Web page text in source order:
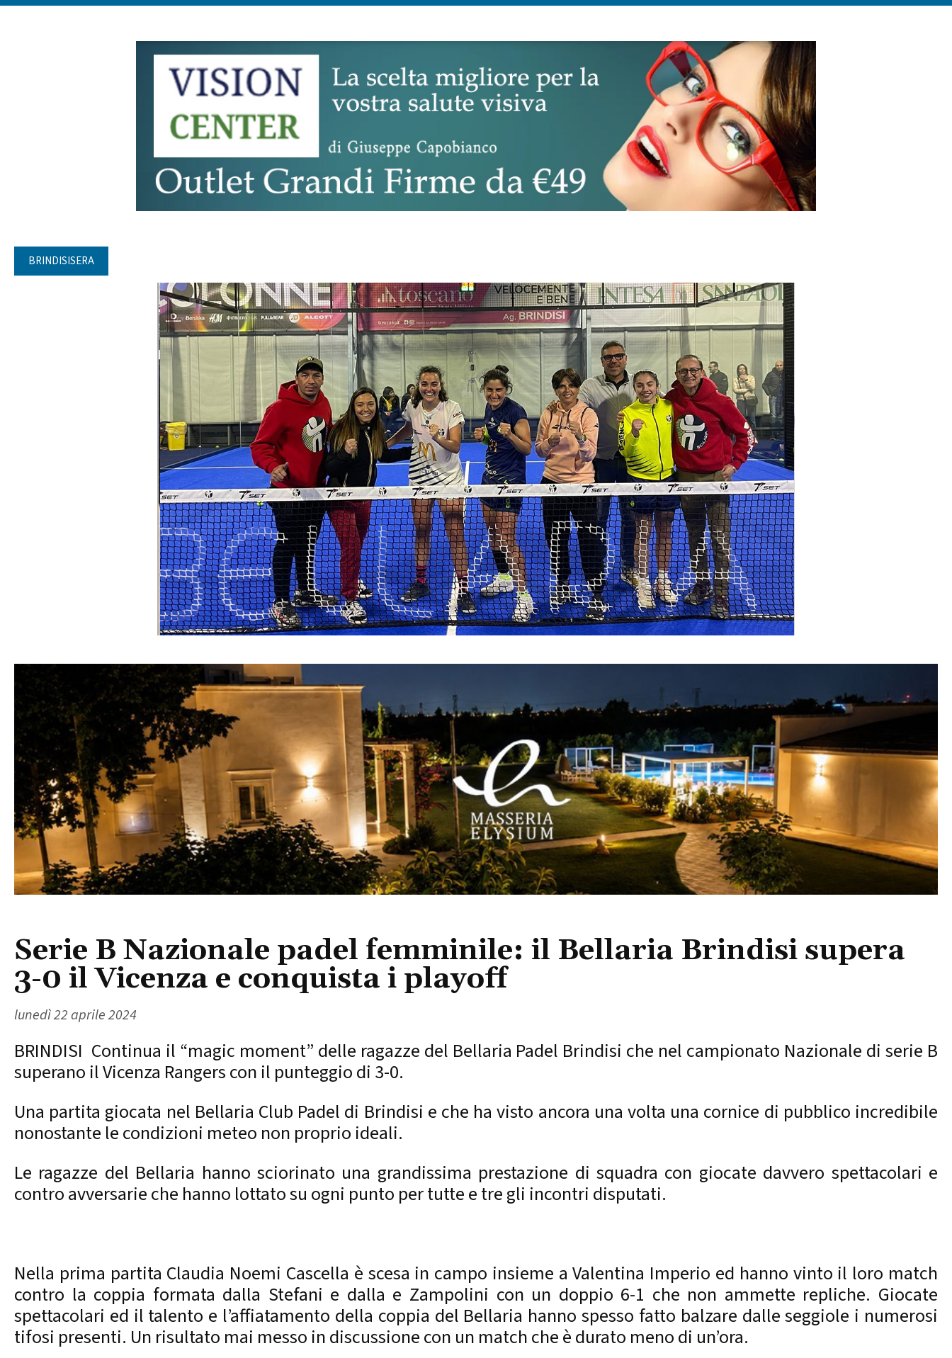
BRINDISISERA
Serie B Nazionale padel femminile: il Bellaria Brindisi supera
3-0 il Vicenza e conquista i playoff
lunedì 22 aprile 2024
BRINDISI Continua il “magic moment” delle ragazze del Bellaria Padel Brindisi che nel campionato Nazionale di serie B
superano il Vicenza Rangers con il punteggio di 3-0.
Una partita giocata nel Bellaria Club Padel di Brindisi e che ha visto ancora una volta una cornice di pubblico incredibile
nonostante le condizioni meteo non proprio ideali.
Le ragazze del Bellaria hanno sciorinato una grandissima prestazione di squadra con giocate davvero spettacolari e
contro avversarie che hanno lottato su ogni punto per tutte e tre gli incontri disputati.
Nella prima partita Claudia Noemi Cascella è scesa in campo insieme a Valentina Imperio ed hanno vinto il loro match
contro la coppia formata dalla Stefani e dalla e Zampolini con un doppio 6-1 che non ammette repliche. Giocate
spettacolari ed il talento e l’affiatamento della coppia del Bellaria hanno spesso fatto balzare dalle seggiole i numerosi
tifosi presenti. Un risultato mai messo in discussione con un match che è durato meno di un’ora.